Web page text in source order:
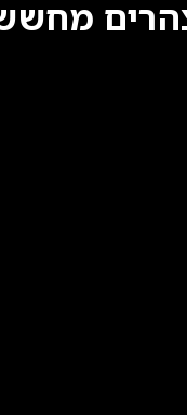
נחמיה שטרסלר ערך את